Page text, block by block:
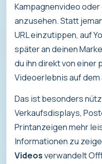
Kampagnenvideo
anzusehen. Statt
URL einzutippen, auf
später an deinen
du ihn direkt von einer
Videoerlebnis auf dem
Das ist besonders
Verkaufsdisplays,
Printanzeigen mehr
Informationen zu
Videosverwandelt